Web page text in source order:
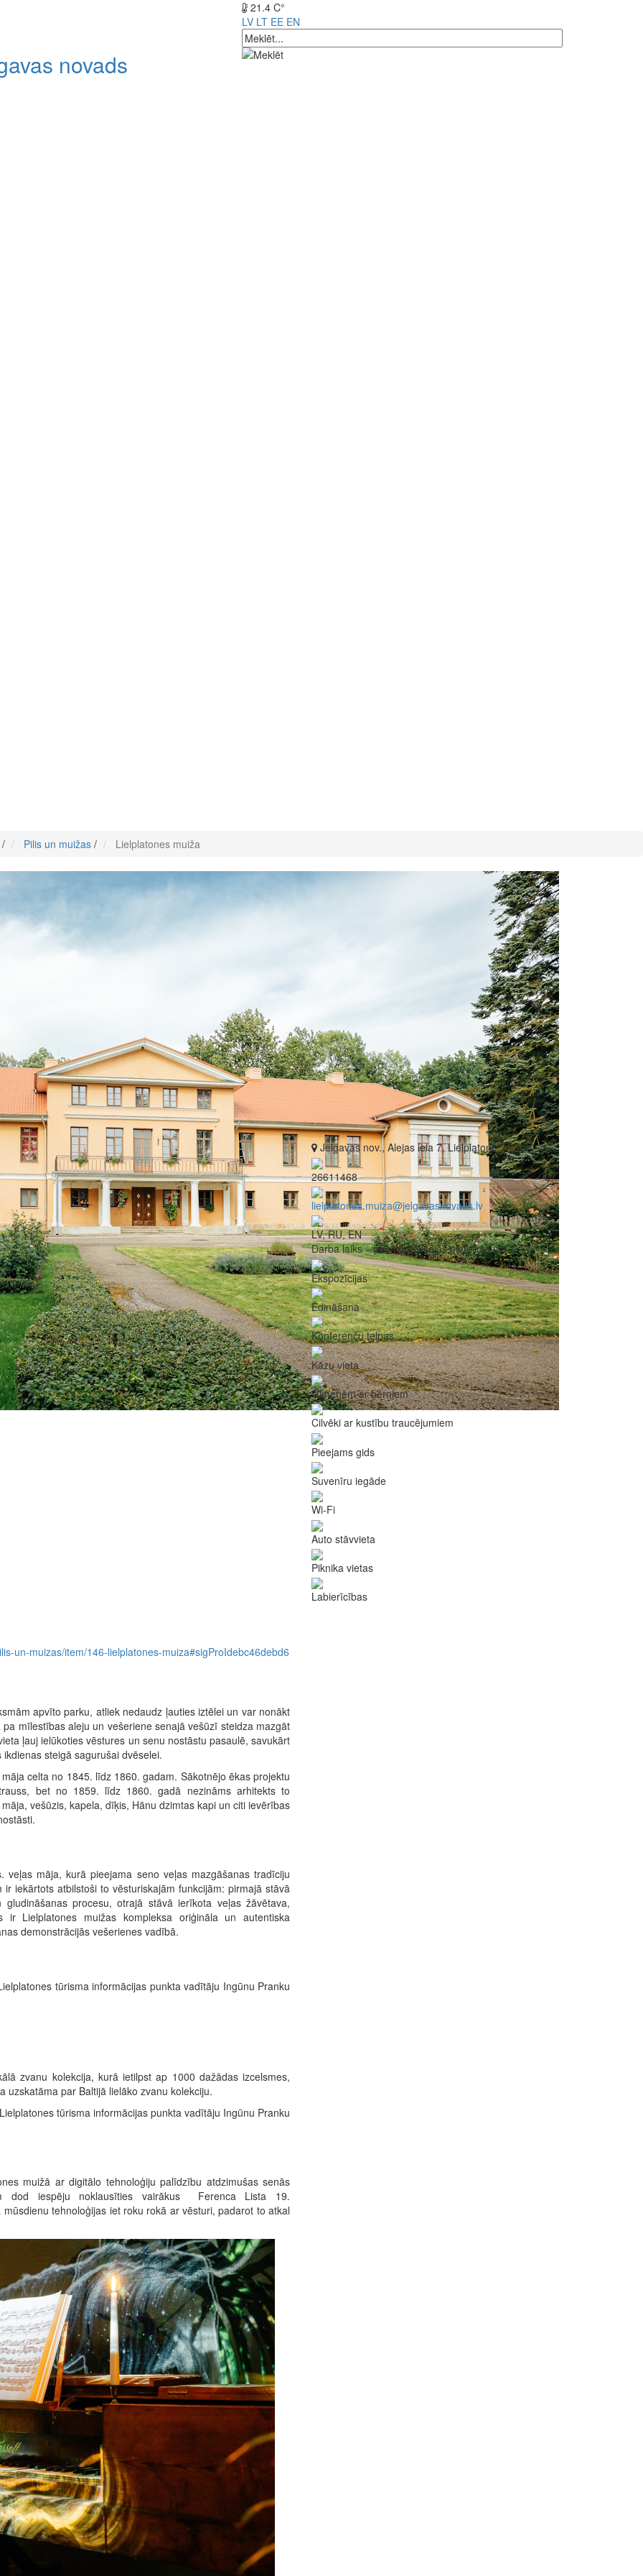
novads
21.4 C°
LV LT EE EN
/ Pilis un muižas / Lielplatones muiža
un-muizas/item/146-lielplatones-muiza#sigProIdebc46debd6
apvīto parku, atliek nedaudz ļauties iztēlei un var nonākt
mīlestības aleju un vešeriene senajā vešūzī steidza mazgāt
ļauj ielūkoties vēstures un senu nostāstu pasaulē, savukārt
steigā sagurušai dvēselei.
celta no 1845. līdz 1860. gadam. Sākotnējo ēkas projektu
bet no 1859. līdz 1860. gadā nezināms arhitekts to
vešūzis, kapela, dīķis, Hānu dzimtas kapi un citi ievērības
māja, kurā pieejama seno veļas mazgāšanas tradīciju
iekārtots atbilstoši to vēsturiskajām funkcijām: pirmajā stāvā
procesu, otrajā stāvā ierīkota veļas žāvētava,
ir Lielplatones muižas kompleksa oriģināla un autentiska
demonstrācijās vešerienes vadībā.
tūrisma informācijas punkta vadītāju Ingūnu Pranku
zvanu kolekcija, kurā ietilpst ap 1000 dažādas izcelsmes,
uzskatāma par Baltijā lielāko zvanu kolekciju.
tūrisma informācijas punkta vadītāju Ingūnu Pranku
muižā ar digitālo tehnoloģiju palīdzību atdzimušas senās
dod iespēju noklausīties vairākus Ferenca Lista 19.
tehnoloģijas iet roku rokā ar vēsturi, padarot to atkal
Jelgavas nov., Alejas iela 7, Lielplatone
26611468
lielplatones.muiza@jelgavasnovads.lv
LV, RU, EN
Darba laiks – pēc iepriekšējas pieteikšanās
Ekspozīcijas
Ēdināšana
Konferenču telpas
Kāzu vieta
Ģimenēm ar bērniem
Cilvēki ar kustību traucējumiem
Pieejams gids
Suvenīru iegāde
Wi-Fi
Auto stāvvieta
Piknika vietas
Labierīcības